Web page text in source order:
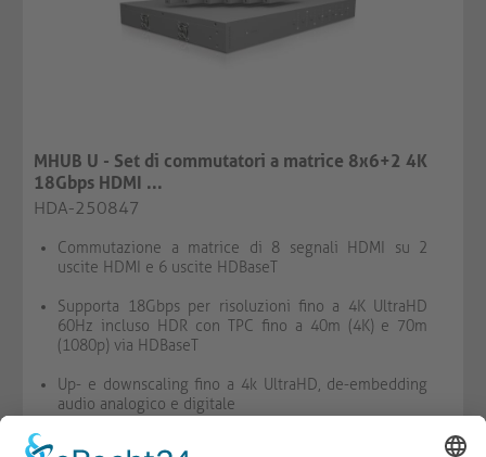
MHUB U - Set di commutatori a matrice 8x6+2 4K
18Gbps HDMI ...
HDA-250847
Commutazione a matrice di 8 segnali HDMI su 2
uscite HDMI e 6 uscite HDBaseT
Supporta 18Gbps per risoluzioni fino a 4K UltraHD
60Hz incluso HDR con TPC fino a 40m (4K) e 70m
(1080p) via HDBaseT
Up- e downscaling fino a 4k UltraHD, de-embedding
audio analogico e digitale